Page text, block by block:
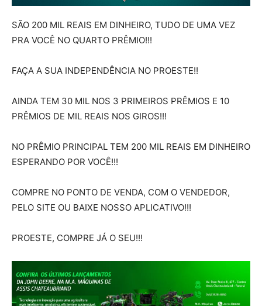
SÃO 200 MIL REAIS EM DINHEIRO, TUDO DE UMA VEZ
PRA VOCÊ NO QUARTO PRÊMIO!!!
FAÇA A SUA INDEPENDÊNCIA NO PROESTE!!
AINDA TEM 30 MIL NOS 3 PRIMEIROS PRÊMIOS E 10
PRÊMIOS DE MIL REAIS NOS GIROS!!!
NO PRÊMIO PRINCIPAL TEM 200 MIL REAIS EM DINHEIRO
ESPERANDO POR VOCÊ!!!
COMPRE NO PONTO DE VENDA, COM O VENDEDOR,
PELO SITE OU BAIXE NOSSO APLICATIVO!!!
PROESTE, COMPRE JÁ O SEU!!!